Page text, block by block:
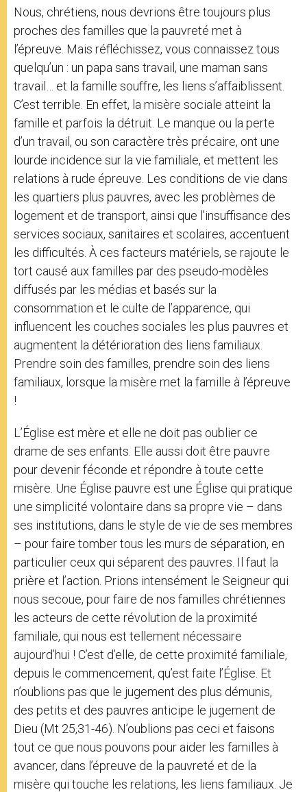
Nous, chrétiens, nous devrions être toujours plus
proches des familles que la pauvreté met à
l’épreuve. Mais réfléchissez, vous connaissez tous
quelqu’un : un papa sans travail, une maman sans
travail… et la famille souffre, les liens s’affaiblissent.
C’est terrible. En effet, la misère sociale atteint la
famille et parfois la détruit. Le manque ou la perte
d’un travail, ou son caractère très précaire, ont une
lourde incidence sur la vie familiale, et mettent les
relations à rude épreuve. Les conditions de vie dans
les quartiers plus pauvres, avec les problèmes de
logement et de transport, ainsi que l’insuffisance des
services sociaux, sanitaires et scolaires, accentuent
les difficultés. À ces facteurs matériels, se rajoute le
tort causé aux familles par des pseudo-modèles
diffusés par les médias et basés sur la
consommation et le culte de l’apparence, qui
influencent les couches sociales les plus pauvres et
augmentent la détérioration des liens familiaux.
Prendre soin des familles, prendre soin des liens
familiaux, lorsque la misère met la famille à l’épreuve
!
L’Église est mère et elle ne doit pas oublier ce
drame de ses enfants. Elle aussi doit être pauvre
pour devenir féconde et répondre à toute cette
misère. Une Église pauvre est une Église qui pratique
une simplicité volontaire dans sa propre vie – dans
ses institutions, dans le style de vie de ses membres
– pour faire tomber tous les murs de séparation, en
particulier ceux qui séparent des pauvres. Il faut la
prière et l’action. Prions intensément le Seigneur qui
nous secoue, pour faire de nos familles chrétiennes
les acteurs de cette révolution de la proximité
familiale, qui nous est tellement nécessaire
aujourd’hui ! C’est d’elle, de cette proximité familiale,
depuis le commencement, qu’est faite l’Église. Et
n’oublions pas que le jugement des plus démunis,
des petits et des pauvres anticipe le jugement de
Dieu (Mt 25,31-46). N’oublions pas ceci et faisons
tout ce que nous pouvons pour aider les familles à
avancer, dans l’épreuve de la pauvreté et de la
misère qui touche les relations, les liens familiaux. Je